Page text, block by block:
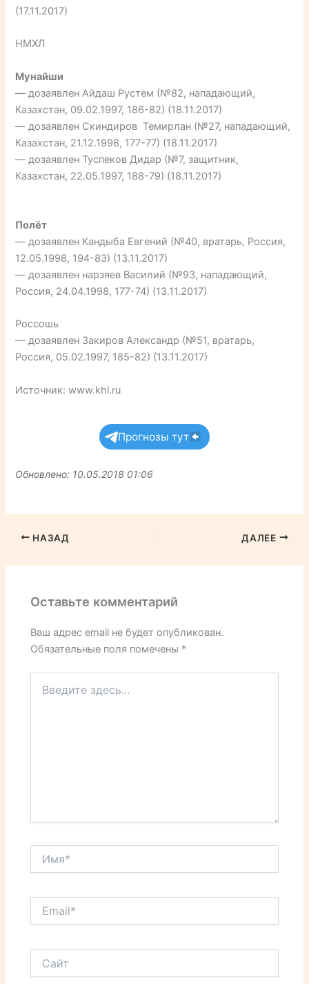
(17.11.2017)
НМХЛ
Мунайши
— дозаявлен Айдаш Рустем (№82, нападающий,
Казахстан, 09.02.1997, 186-82) (18.11.2017)
— дозаявлен Скиндиров Темирлан (№27, нападающий,
Казахстан, 21.12.1998, 177-77) (18.11.2017)
— дозаявлен Туспеков Дидар (№7, защитник,
Казахстан, 22.05.1997, 188-79) (18.11.2017)
Полёт
— дозаявлен Кандыба Евгений (№40, вратарь, Россия,
12.05.1998, 194-83) (13.11.2017)
— дозаявлен нарзяев Василий (№93, нападающий,
Россия, 24.04.1998, 177-74) (13.11.2017)
Россошь
— дозаявлен Закиров Александр (№51, вратарь,
Россия, 05.02.1997, 185-82) (13.11.2017)
Источник: www.khl.ru
Прогнозы тут
Обновлено: 10.05.2018 01:06
НАЗАД ДАЛЕЕ
Оставьте комментарий
Ваш адрес email не будет опубликован.
Обязательные поля помечены *
здесь...